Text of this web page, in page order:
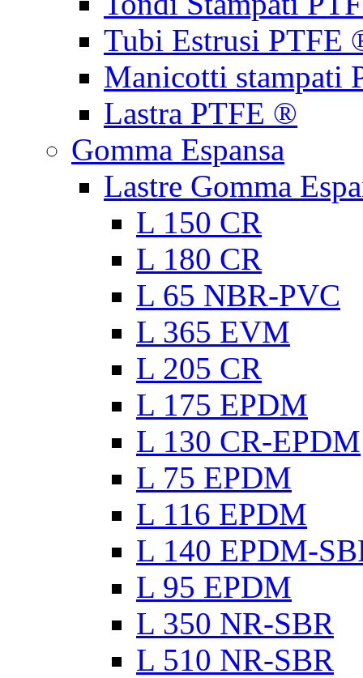
Tubi Estrusi PTFE
Manicotti stampati
Lastra PTFE ®
Gomma Espansa
Lastre Gomma
L 150 CR
L 180 CR
L 65 NBR-PVC
L 365 EVM
L 205 CR
L 175 EPDM
L 130 CR-EPDM
L 75 EPDM
L 116 EPDM
L 140 EPDM-
L 95 EPDM
L 350 NR-SBR
L 510 NR-SBR